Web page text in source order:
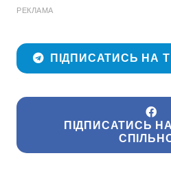
РЕКЛАМА
ПІДПИСАТИСЬ НА
ПІДПИСАТИСЬ НА